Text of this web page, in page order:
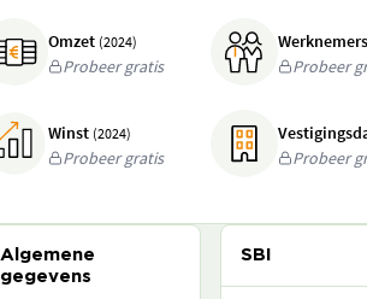
Omzet (2024)
Probeer gratis
Probeer
Winst (2024)
Probeer gratis
Probeer
Algemene
gegevens
SBI